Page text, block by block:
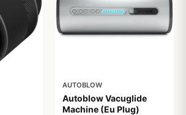
AUTOBLOW
Autoblow Vacuglide
Machine (Eu Plug)